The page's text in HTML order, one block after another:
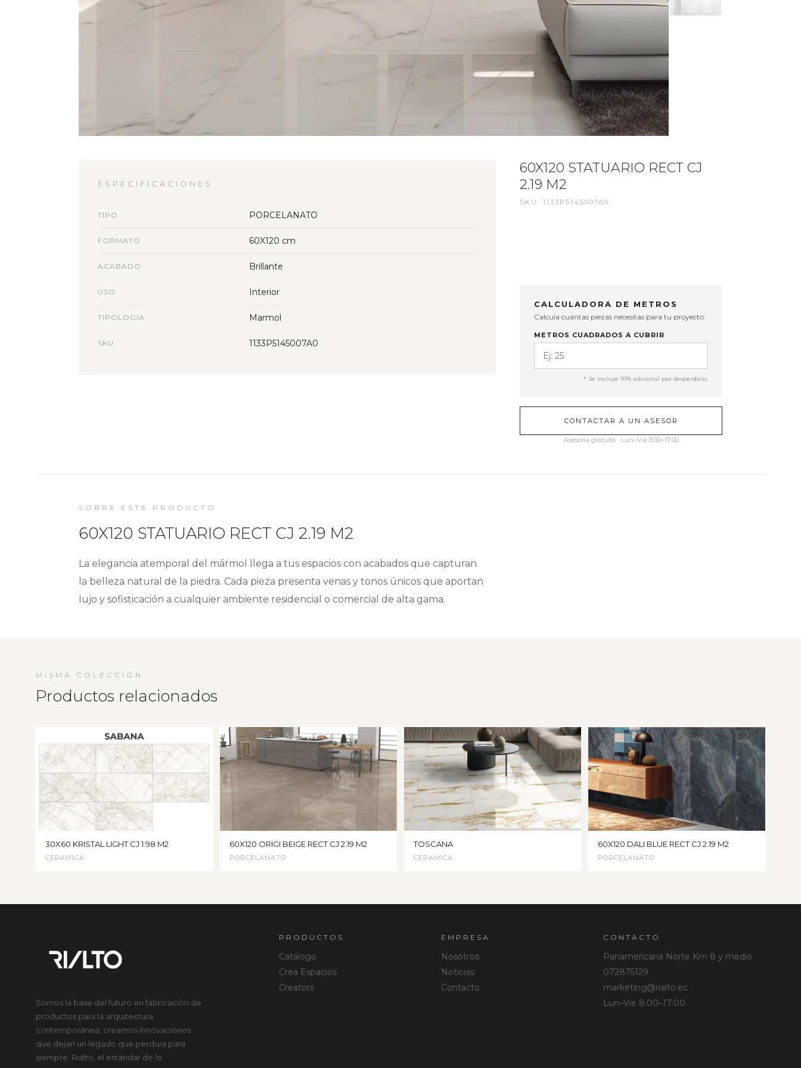
ESPECIFICACIONES
TIPO PORCELANATO
FORMATO 60X120 cm
ACABADO Brillante
USO Interior
TIPOLOGÍA Marmol
SKU 1133P5145007A0
60X120 STATUARIO RECT CJ
2.19 M2
SKU: 1133P5145007A0
CALCULADORA DE METROS
Calcula cuántas piezas necesitas para tu proyecto.
METROS CUADRADOS A CUBRIR
* Se incluye 10% adicional por desperdicio.
CONTACTAR A UN ASESOR
Asesoría gratuita · Lun–Vie 8:00–17:00
SOBRE ESTE PRODUCTO
60X120 STATUARIO RECT CJ 2.19 M2
La elegancia atemporal del mármol llega a tus espacios con acabados que capturan
la belleza natural de la piedra. Cada pieza presenta venas y tonos únicos que aportan
lujo y sofisticación a cualquier ambiente residencial o comercial de alta gama.
MISMA COLECCIÓN
Productos relacionados
30X60 KRISTAL LIGHT CJ 1.98 M2
CERAMICA
60X120 ORIGI BEIGE RECT CJ 2.19 M2
PORCELANATO
TOSCANA
CERAMICA
60X120 DALI BLUE RECT CJ 2.19 M2
PORCELANATO
Somos la base del futuro en fabricación de
productos para la arquitectura
contemporánea, creamos innovaciones
que dejan un legado que perdura para
siempre. Rialto, el estándar de lo
PRODUCTOS
Catálogo
Crea Espacios
Creators
EMPRESA
Nosotros
Noticias
Contacto
CONTACTO
Panamericana Norte Km 8 y medio
072875129
marketing@rialto.ec
Lun–Vie 8:00–17:00